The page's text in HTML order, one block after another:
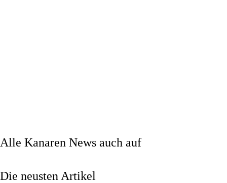
Alle Kanaren News auch auf
Die neusten Artikel